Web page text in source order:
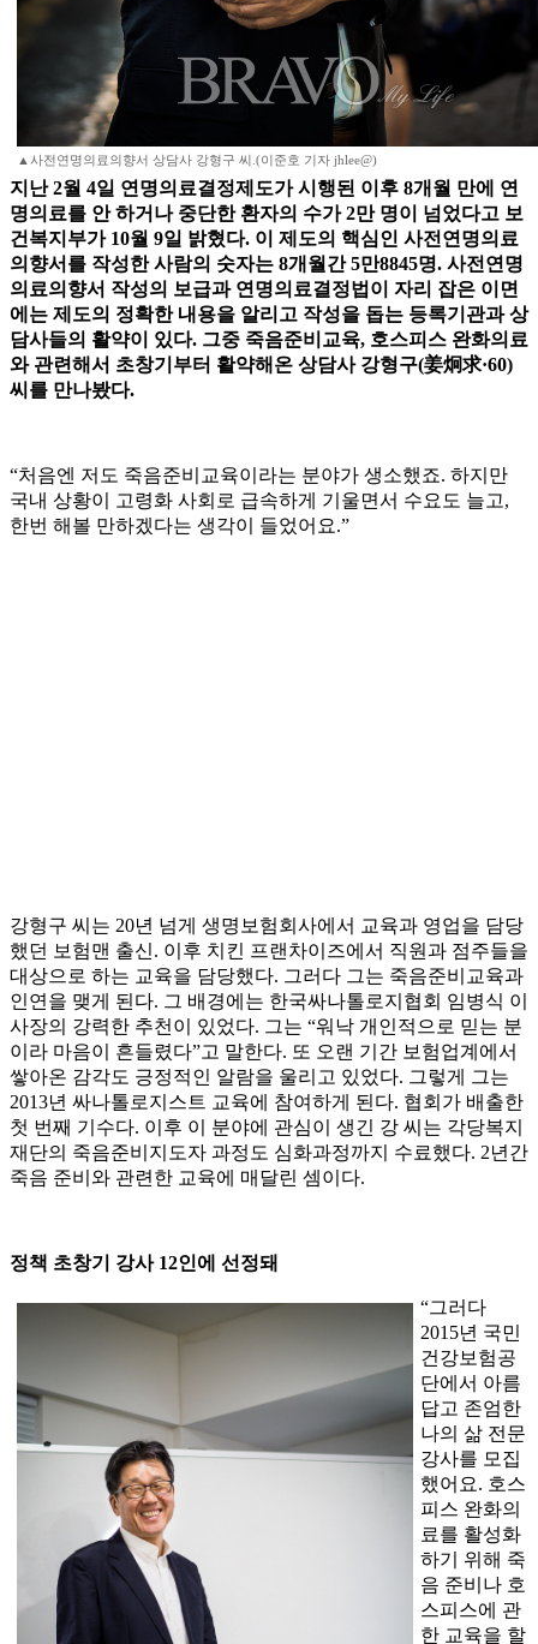
▲사전연명의료의향서 상담사 강형구 씨.(이준호 기자 jhlee@)
지난 2월 4일 연명의료결정제도가 시행된 이후 8개월 만에 연
명의료를 안 하거나 중단한 환자의 수가 2만 명이 넘었다고 보
건복지부가 10월 9일 밝혔다. 이 제도의 핵심인 사전연명의료
의향서를 작성한 사람의 숫자는 8개월간 5만8845명. 사전연명
의료의향서 작성의 보급과 연명의료결정법이 자리 잡은 이면
에는 제도의 정확한 내용을 알리고 작성을 돕는 등록기관과 상
담사들의 활약이 있다. 그중 죽음준비교육, 호스피스 완화의료
와 관련해서 초창기부터 활약해온 상담사 강형구(姜炯求·60)
씨를 만나봤다.
“처음엔 저도 죽음준비교육이라는 분야가 생소했죠. 하지만
국내 상황이 고령화 사회로 급속하게 기울면서 수요도 늘고,
한번 해볼 만하겠다는 생각이 들었어요.”
강형구 씨는 20년 넘게 생명보험회사에서 교육과 영업을 담당
했던 보험맨 출신. 이후 치킨 프랜차이즈에서 직원과 점주들을
대상으로 하는 교육을 담당했다. 그러다 그는 죽음준비교육과
인연을 맺게 된다. 그 배경에는 한국싸나톨로지협회 임병식 이
사장의 강력한 추천이 있었다. 그는 “워낙 개인적으로 믿는 분
이라 마음이 흔들렸다”고 말한다. 또 오랜 기간 보험업계에서
쌓아온 감각도 긍정적인 알람을 울리고 있었다. 그렇게 그는
2013년 싸나톨로지스트 교육에 참여하게 된다. 협회가 배출한
첫 번째 기수다. 이후 이 분야에 관심이 생긴 강 씨는 각당복지
재단의 죽음준비지도자 과정도 심화과정까지 수료했다. 2년간
죽음 준비와 관련한 교육에 매달린 셈이다.
정책 초창기 강사 12인에 선정돼
“그러다
2015년 국민
건강보험공
단에서 아름
답고 존엄한
나의 삶 전문
강사를 모집
했어요. 호스
피스 완화의
료를 활성화
하기 위해 죽
음 준비나 호
스피스에 관
한 교육을 할